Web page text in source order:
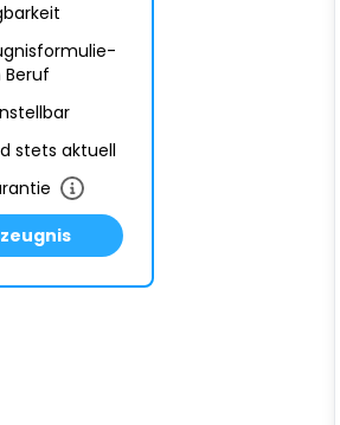
stets aktuell